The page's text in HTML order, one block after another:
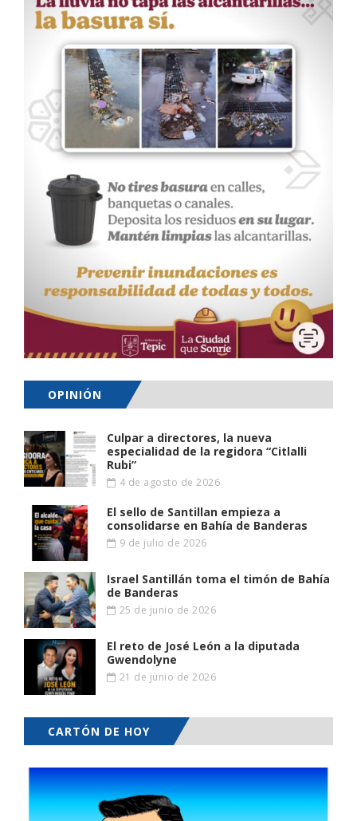
OPINIÓN
Culpar a directores, la nueva
especialidad de la regidora “Citlalli
Rubi”
4 de agosto de 2026
El sello de Santillan empieza a
consolidarse en Bahía de Banderas
9 de julio de 2026
Israel Santillán toma el timón de Bahía
de Banderas
25 de junio de 2026
El reto de José León a la diputada
Gwendolyne
21 de junio de 2026
CARTÓN DE HOY